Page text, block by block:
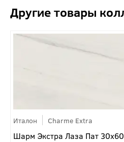
Италон Charme Extra
Шарм Экстра Лаза Пат 30x60